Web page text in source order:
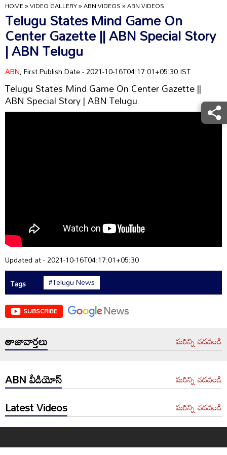
HOME»VIDEO GALLERY»ABN VIDEOS»ABN VIDEOS
Telugu States Mind Game On
Center Gazette || ABN Special Story
| ABN Telugu
ABN, First Publish Date - 2021-10-16T04:17:01+05:30 IST
Telugu States Mind Game On Center Gazette ||
ABN Special Story | ABN Telugu
Updated at - 2021-10-16T04:17:01+05:30
Tags
#Telugu News
SUBSCRIBE
తాజావార్తలు మరిన్ని చదవండి
ABN వీడియోస్ మరిన్ని చదవండి
Latest Videos మరిన్ని చదవండి